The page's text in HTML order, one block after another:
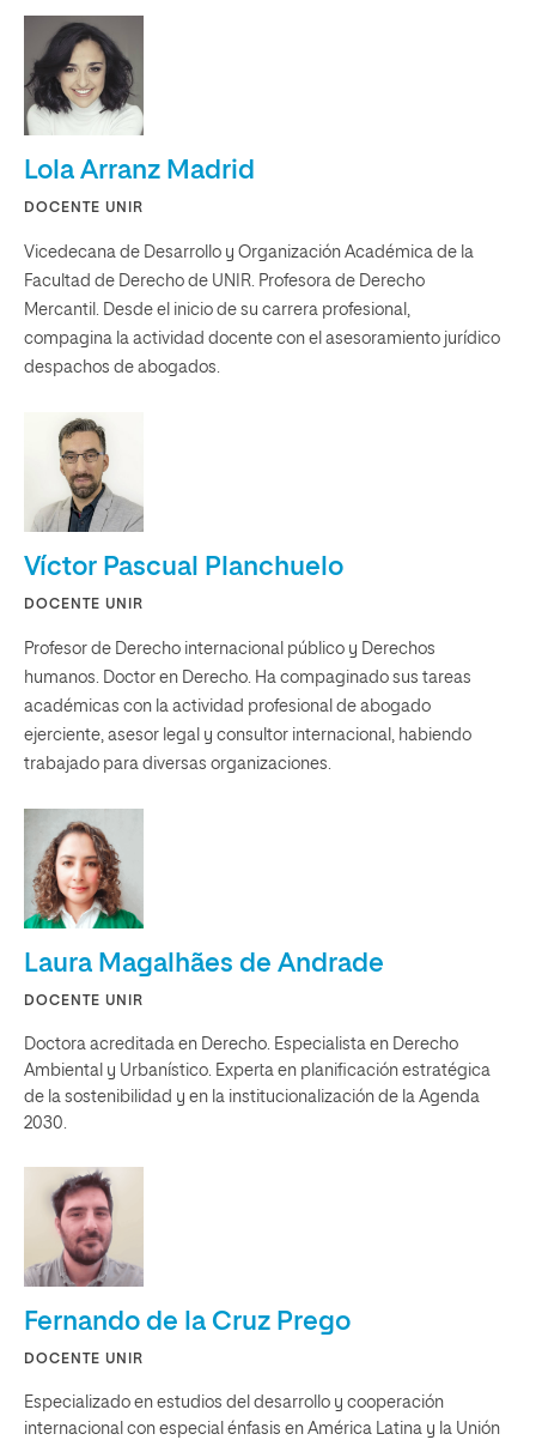
Lola Arranz Madrid
DOCENTE UNIR
Vicedecana de Desarrollo y Organización Académica de la
Facultad de Derecho de UNIR. Profesora de Derecho
Mercantil. Desde el inicio de su carrera profesional,
compagina la actividad docente con el asesoramiento jurídico
despachos de abogados.
Víctor Pascual Planchuelo
DOCENTE UNIR
Profesor de Derecho internacional público y Derechos
humanos. Doctor en Derecho. Ha compaginado sus tareas
académicas con la actividad profesional de abogado
ejerciente, asesor legal y consultor internacional, habiendo
trabajado para diversas organizaciones.
Laura Magalhães de Andrade
DOCENTE UNIR
Doctora acreditada en Derecho. Especialista en Derecho
Ambiental y Urbanístico. Experta en planificación estratégica
de la sostenibilidad y en la institucionalización de la Agenda
2030.
Fernando de la Cruz Prego
DOCENTE UNIR
Especializado en estudios del desarrollo y cooperación
internacional con especial énfasis en América Latina y la Unión